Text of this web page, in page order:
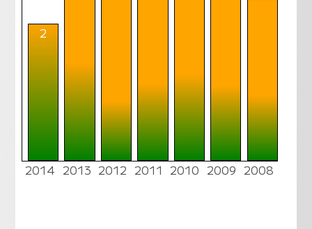
2
2014 2013 2012 2011 2010 2009 2008